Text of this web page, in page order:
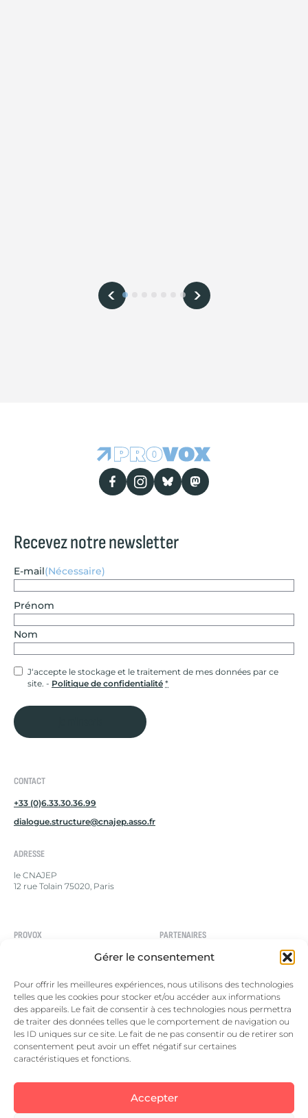
Gérer le consentement
Pour offrir les meilleures expériences, nous utilisons des technologies
telles que les cookies pour stocker et/ou accéder aux informations
des appareils. Le fait de consentir à ces technologies nous permettra
de traiter des données telles que le comportement de navigation ou
les ID uniques sur ce site. Le fait de ne pas consentir ou de retirer son
consentement peut avoir un effet négatif sur certaines
caractéristiques et fonctions.
Accepter
Recevez notre newsletter
E-mail(Nécessaire)
Nom
Prénom
Nom
Confidentialité(Nécessaire)
J‘accepte le stockage et le traitement de mes données par ce
site. - Politique de confidentialité *
CONTACT
+33 (0)6.33.30.36.99
dialogue.structure@cnajep.asso.fr
ADRESSE
le CNAJEP
12 rue Tolain 75020, Paris
PROVOX
Le dialogue structuré
Campagnes terminées
Nous contacter
PARTENAIRES
Le CNAJEP
jeunesse
Le Forum européen de la
jeunesse